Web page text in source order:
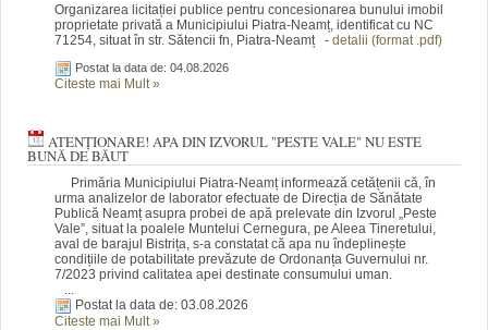
Organizarea licitației publice pentru concesionarea bunului imobil
proprietate privată a Municipiului Piatra-Neamț, identificat cu NC
71254, situat în str. Sătencii fn, Piatra-Neamț - detalii (format .pdf)
Postat la data de: 04.08.2026
Citeste mai Mult»
ATENȚIONARE! APA DIN IZVORUL "PESTE VALE" NU ESTE
BUNĂ DE BĂUT
Primăria Municipiului Piatra-Neamț informează cetățenii că, în
urma analizelor de laborator efectuate de Direcția de Sănătate
Publică Neamț asupra probei de apă prelevate din Izvorul „Peste
Vale”, situat la poalele Muntelui Cernegura, pe Aleea Tineretului,
aval de barajul Bistrița, s-a constatat că apa nu îndeplinește
condițiile de potabilitate prevăzute de Ordonanța Guvernului nr.
7/2023 privind calitatea apei destinate consumului uman.
...
Postat la data de: 03.08.2026
Citeste mai Mult»